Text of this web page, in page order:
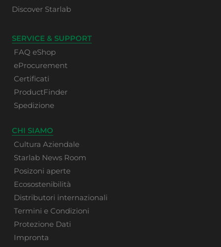
Discover Starlab
SERVICE & SUPPORT
FAQ eShop
eProcurement
Certificati
ProductFinder
Spedizione
CHI SIAMO
Cultura Aziendale
Starlab News Room
Posizoni aperte
Ecosostenibilità
Distributori internazionali
Termini e Condizioni
Protezione Dati
Impronta